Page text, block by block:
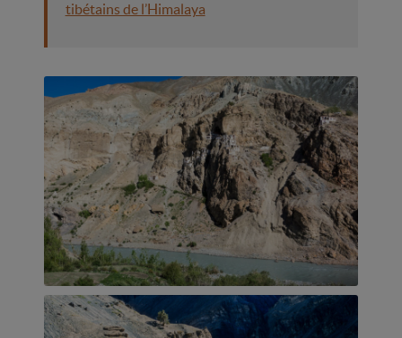
tibétains de l’Himalaya